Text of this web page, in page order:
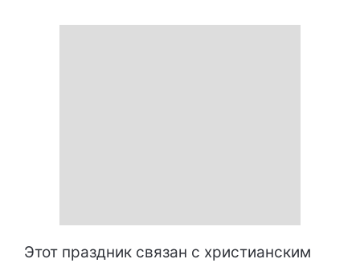
Этот праздник связан с христианским